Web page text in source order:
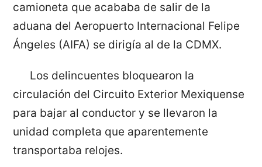
camioneta que acababa de salir de la
aduana del Aeropuerto Internacional Felipe
Ángeles (AIFA) se dirigía al de la CDMX.
Los delincuentes bloquearon la
circulación del Circuito Exterior Mexiquense
para bajar al conductor y se llevaron la
unidad completa que aparentemente
transportaba relojes.